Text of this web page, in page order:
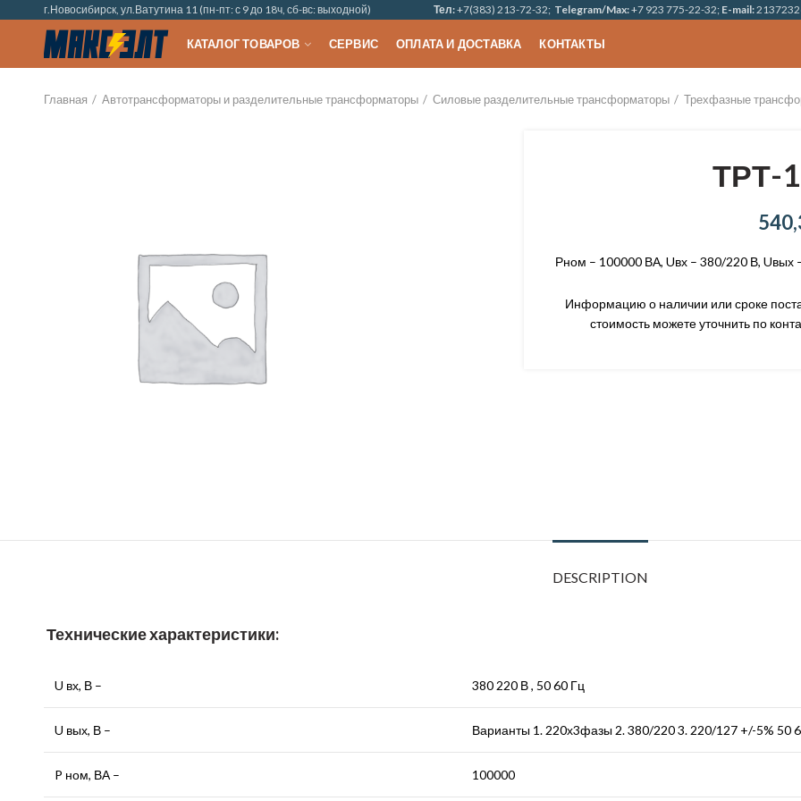
г.Новосибирск, ул.Ватутина 11 (пн-пт: с 9 до 18ч, сб-вс: выходной) Тел:+7(383) 213-72-32; Telegram/Max:+7 923 775-22-32; E-mail:
КАТАЛОГ ТОВАРОВ СЕРВИС ОПЛАТА И ДОСТАВКА КОНТАКТЫ
Главная Автотрансформаторы и разделительные трансформаторы Силовые разделительные трансформаторы Трехфазные
ТРТ-
Рном – 100000 ВА, Uвх – 380/220 В,
Информацию о наличии или сроке
стоимость можете уточнить по
DESCRIPTION
Технические характеристики:
U вх, В – 380 220 В , 50 60 Гц
U вых, В – Варианты 1. 220х3фазы 2. 380/220 3. 220/127 +/-5% 50
P ном, ВА – 100000